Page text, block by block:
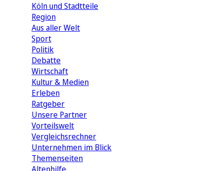
Köln und Stadtteile
Region
Aus aller Welt
Sport
Politik
Debatte
Wirtschaft
Kultur & Medien
Erleben
Ratgeber
Unsere Partner
Vorteilswelt
Vergleichsrechner
Unternehmen im Blick
Themenseiten